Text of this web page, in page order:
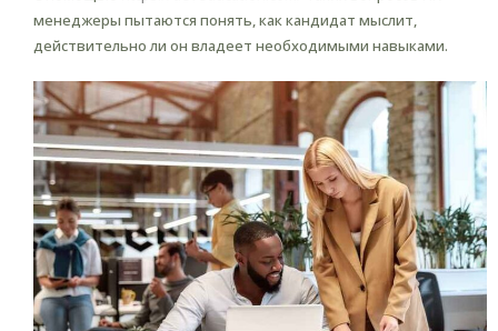
менеджеры пытаются понять, как кандидат мыслит,
действительно ли он владеет необходимыми навыками.